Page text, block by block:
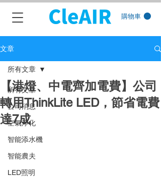
購物車
文章
所有文章
公司消息
空氣淨化
智能添水機
智能農夫
LED照明
所有文章
【港燈、中電齊加電費】公司
轉用ThinkLite LED，節省電費
達7成